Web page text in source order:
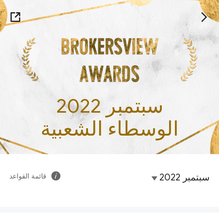
سبتمبر 2022
الوسطاء الشعبية
سبتمبر 2022 قائمة القواعد